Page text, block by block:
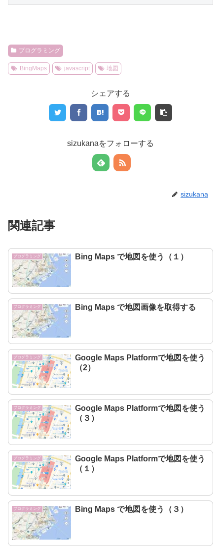
プログラミング
BingMaps javascript 地図
シェアする
sizukanaをフォローする
sizukana
関連記事
プログラミング Bing Maps で地図を使う（１）
プログラミング Bing Maps で地図画像を取得する
プログラミング
Google Maps Platformで地図を使う
（2）
プログラミング
Google Maps Platformで地図を使う
（３）
プログラミング
Google Maps Platformで地図を使う
（１）
プログラミング Bing Maps で地図を使う（３）